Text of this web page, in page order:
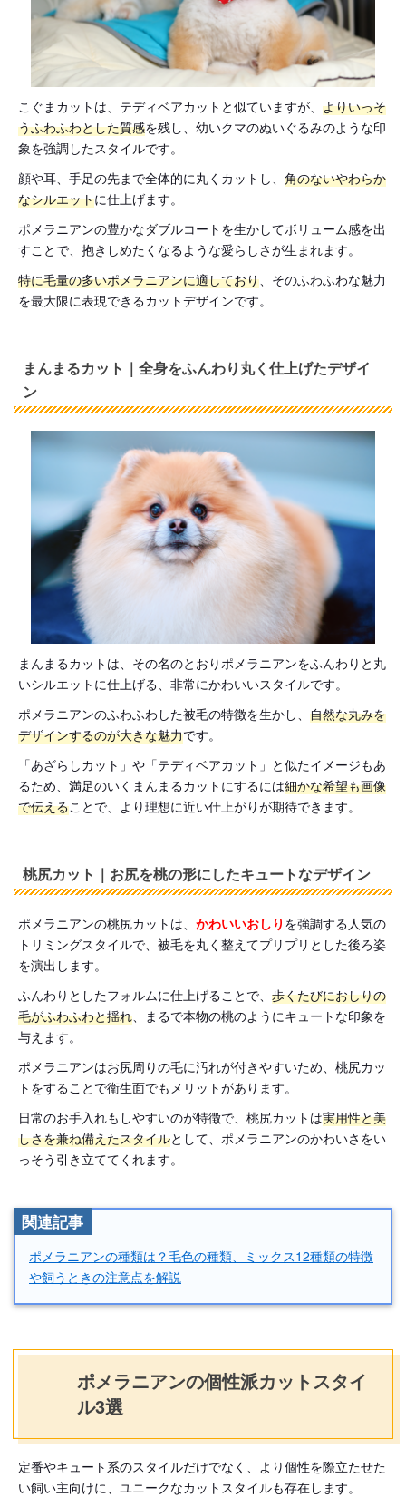
こぐまカットは、テディベアカットと似ていますが、 よりいっそ
うふわふわとした質感を残し、幼いクマのぬいぐるみのような印
象を強調したスタイルです。
顔や耳、手足の先まで全体的に丸くカットし、 角のないやわらか
なシルエットに仕上げます。
ポメラニアンの豊かなダブルコートを生かしてボリューム感を出
すことで、抱きしめたくなるような愛らしさが生まれます。
特に毛量の多いポメラニアンに適しており、そのふわふわな魅力
を最大限に表現できるカットデザインです。
まんまるカット｜全身をふんわり丸く仕上げたデザイ
ン
まんまるカットは、その名のとおりポメラニアンをふんわりと丸
いシルエットに仕上げる、非常にかわいいスタイルです。
ポメラニアンのふわふわした被毛の特徴を生かし、 自然な丸みを
デザインするのが大きな魅力です。
「あざらしカット」や「テディベアカット」と似たイメージもあ
るため、満足のいくまんまるカットにするには細かな希望も画像
で伝えることで、より理想に近い仕上がりが期待できます。
桃尻カット｜お尻を桃の形にしたキュートなデザイン
ポメラニアンの桃尻カットは、 かわいいおしり を強調する人気の
トリミングスタイルで、被毛を丸く整えてプリプリとした後ろ姿
を演出します。
ふんわりとしたフォルムに仕上げることで、 歩くたびにおしりの
毛がふわふわと揺れ、まるで本物の桃のようにキュートな印象を
与えます。
ポメラニアンはお尻周りの毛に汚れが付きやすいため、桃尻カッ
トをすることで衛生面でもメリットがあります。
日常のお手入れもしやすいのが特徴で、桃尻カットは実用性と美
しさを兼ね備えたスタイルとして、ポメラニアンのかわいさをい
っそう引き立ててくれます。
関連記事
ポメラニアンの種類は？毛色の種類、ミックス12種類の特徴
や飼うときの注意点を解説
ポメラニアンの個性派カットスタイ
ル3選
定番やキュート系のスタイルだけでなく、より個性を際立たせた
い飼い主向けに、ユニークなカットスタイルも存在します。